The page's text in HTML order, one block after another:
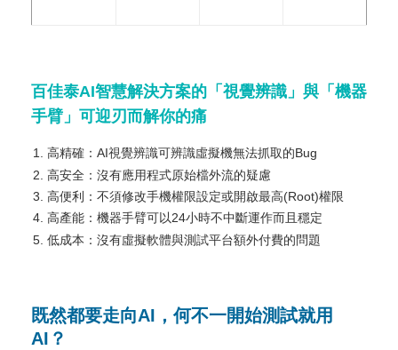
百佳泰AI智慧解決方案的「視覺辨識」與「機器
手臂」可迎刃而解你的痛
高精確：AI視覺辨識可辨識虛擬機無法抓取的Bug
高安全：沒有應用程式原始檔外流的疑慮
高便利：不須修改手機權限設定或開啟最高(Root)權限
高產能：機器手臂可以24小時不中斷運作而且穩定
低成本：沒有虛擬軟體與測試平台額外付費的問題
既然都要走向AI，何不一開始測試就用
AI？